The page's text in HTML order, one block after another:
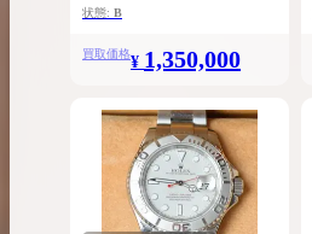
状態: B
買取価格¥ 1,350,000